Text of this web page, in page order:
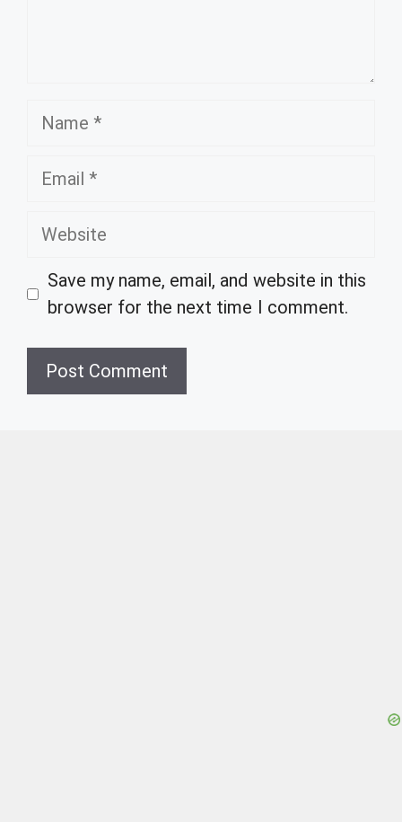
Name
Email
Website
Save my name, email, and website in this
browser for the next time I comment.